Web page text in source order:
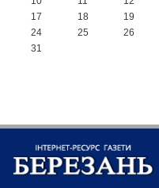
17
18 19
24
25 26
31